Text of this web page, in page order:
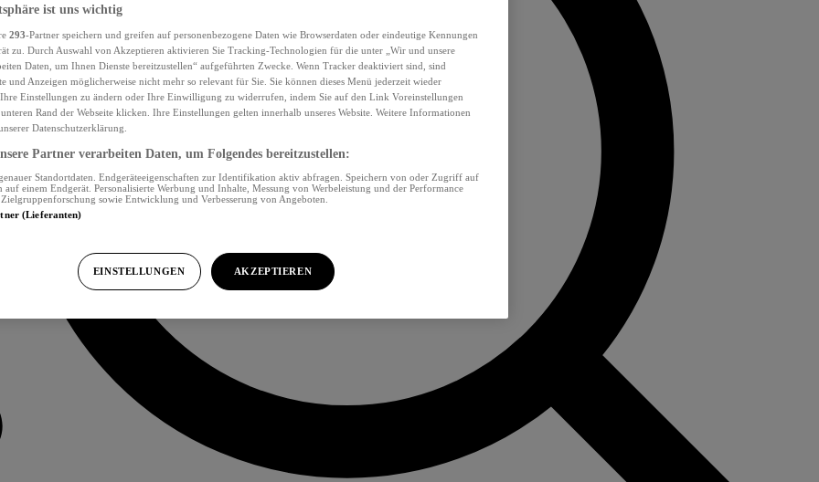
ist uns wichtig
293-Partner speichern und greifen auf personenbezogene Daten wie Browserdaten oder eindeutige Kennungen
zu. Durch Auswahl von Akzeptieren aktivieren Sie Tracking-Technologien für die unter „Wir und unsere
Daten, um Ihnen Dienste bereitzustellen“ aufgeführten Zwecke. Wenn Tracker deaktiviert sind, sind
und Anzeigen möglicherweise nicht mehr so relevant für Sie. Sie können dieses Menü jederzeit wieder
Einstellungen zu ändern oder Ihre Einwilligung zu widerrufen, indem Sie auf den Link Voreinstellungen
Rand der Webseite klicken. Ihre Einstellungen gelten innerhalb unseres Website. Weitere Informationen
Datenschutzerklärung.
Partner verarbeiten Daten, um Folgendes bereitzustellen:
Standortdaten. Endgeräteeigenschaften zur Identifikation aktiv abfragen. Speichern von oder Zugriff auf
einem Endgerät. Personalisierte Werbung und Inhalte, Messung von Werbeleistung und der Performance
sowie Entwicklung und Verbesserung von Angeboten.
(Lieferanten)
EINSTELLUNGEN AKZEPTIEREN